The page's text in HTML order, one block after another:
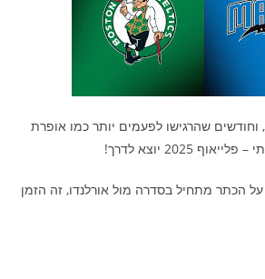
משחקים, וחודשים שהרגישו לפעמים יותר כמו אופרת
2025 יוצא לדרך!
הכתר מתחיל בסדרה מול אורלנדו, זה הזמן